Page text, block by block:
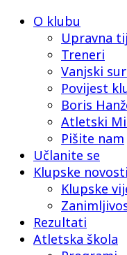
O klubu
Upravna
Treneri
Vanjski
Povijest
Boris
Atletski
Pišite nam
Učlanite se
Klupske novosti
Klupske
Rezultati
Atletska škola